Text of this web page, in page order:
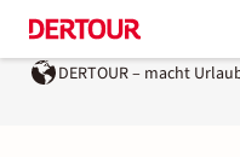
macht Urlaub Ein